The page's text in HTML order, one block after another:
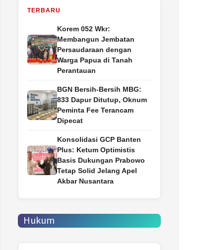
TERBARU
Korem 052 Wkr:
Membangun Jembatan
Persaudaraan dengan
Warga Papua di Tanah
Perantauan
BGN Bersih-Bersih MBG:
833 Dapur Ditutup, Oknum
Peminta Fee Terancam
Dipecat
Konsolidasi GCP Banten
Plus: Ketum Optimistis
Basis Dukungan Prabowo
Tetap Solid Jelang Apel
Akbar Nusantara
Hukum